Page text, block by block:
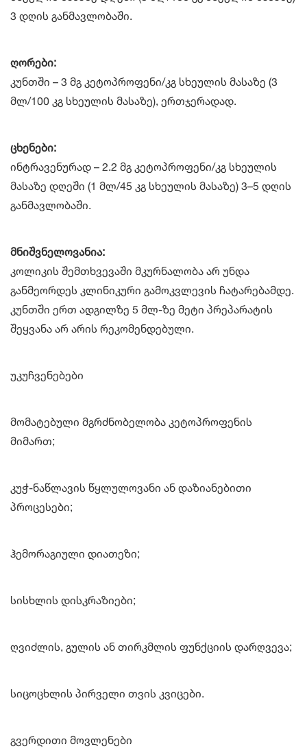
3 დღის განმავლობაში.
ღორები:
კუნთში – 3 მგ კეტოპროფენი/კგ სხეულის მასაზე (3
მლ/100 კგ სხეულის მასაზე), ერთჯერადად.
ცხენები:
ინტრავენურად – 2.2 მგ კეტოპროფენი/კგ სხეულის
მასაზე დღეში (1 მლ/45 კგ სხეულის მასაზე) 3–5 დღის
განმავლობაში.
მნიშვნელოვანია:
კოლიკის შემთხვევაში მკურნალობა არ უნდა
განმეორდეს კლინიკური გამოკვლევის ჩატარებამდე.
კუნთში ერთ ადგილზე 5 მლ-ზე მეტი პრეპარატის
შეყვანა არ არის რეკომენდებული.
უკუჩვენებები
მომატებული მგრძნობელობა კეტოპროფენის
მიმართ;
კუჭ-ნაწლავის წყლულოვანი ან დაზიანებითი
პროცესები;
ჰემორაგიული დიათეზი;
სისხლის დისკრაზიები;
ღვიძლის, გულის ან თირკმლის ფუნქციის დარღვევა;
სიცოცხლის პირველი თვის კვიცები.
გვერდითი მოვლენები